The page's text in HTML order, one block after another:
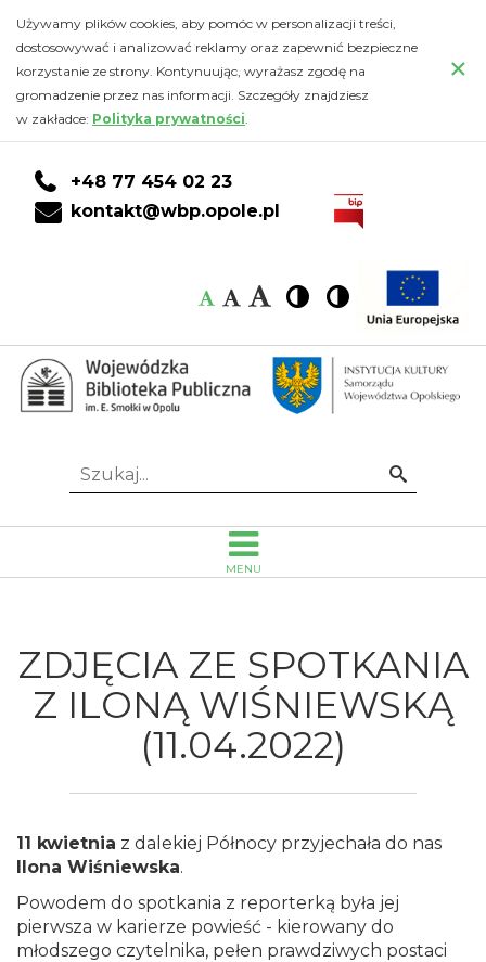
Zdjęcia
ze
spotkania
Iloną
(11.04.2022)
-
Wojewódzka
Biblioteka
Publiczna
Smołki
w
do
głównej
treści
DO
KONTA
CZYTELNIKA
DO
WYSZUKIWARKI
do
stopki
Używamy plików cookies, aby pomóc w personalizacji treści,
dostosowywać i analizować reklamy oraz zapewnić bezpieczne
korzystanie ze strony. Kontynuując, wyrażasz zgodę na
gromadzenie przez nas informacji. Szczegóły znajdziesz
w zakładce: Polityka prywatności.
×
+48 77 454 02 23
kontakt@wbp.opole.pl
Czcionka:
Czcionka
Czcionka
Czcionka
Wysoki
kontrast
Wysoki
kontrast
Idź
Szukaj...
MENU
ZDJĘCIA ZE SPOTKANIA
Z ILONĄ WIŚNIEWSKĄ
(11.04.2022)
11 kwietnia z dalekiej Północy przyjechała do nas
Ilona Wiśniewska.
Powodem do spotkania z reporterką była jej
pierwsza w karierze powieść - kierowany do
młodszego czytelnika, pełen prawdziwych postaci